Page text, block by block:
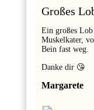
Großes
Ein großes
Muskelkater,
Bein fast weg.
Danke dir 😘
Margarete